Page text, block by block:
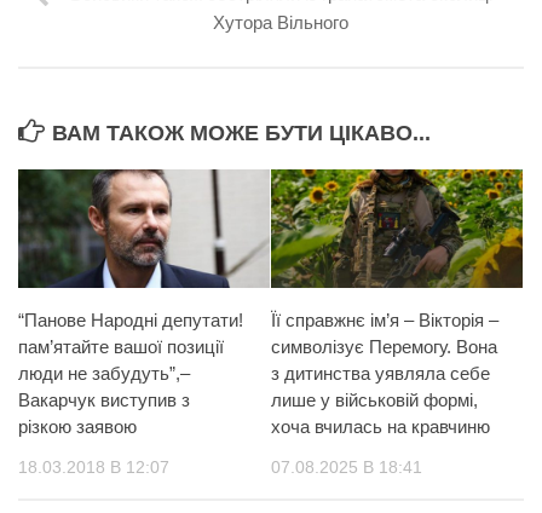
Хутора Вільного
ВАМ ТАКОЖ МОЖЕ БУТИ ЦІКАВО...
“Панове Народні депутати!
пам’ятайте вашої позиції
люди не забудуть”,–
Вакарчук виступив з
різкою заявою
18.03.2018 В 12:07
Її справжнє ім’я – Вікторія –
символізує Перемогу. Вона
з дитинства уявляла себе
лише у військовій формі,
хоча вчилась на кравчиню
07.08.2025 В 18:41